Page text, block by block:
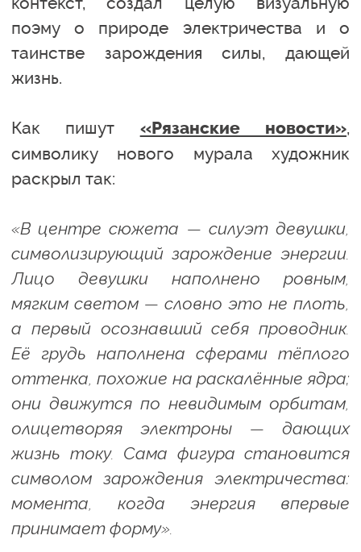
поэму о природе электричества и о
таинстве зарождения силы, дающей
жизнь.
Как пишут «Рязанские новости»,
символику нового мурала художник
раскрыл так:
«В центре сюжета — силуэт девушки,
символизирующий зарождение энергии.
Лицо девушки наполнено ровным,
мягким светом — словно это не плоть,
а первый осознавший себя проводник.
Её грудь наполнена сферами тёплого
оттенка, похожие на раскалённые ядра;
они движутся по невидимым орбитам,
олицетворяя электроны — дающих
жизнь току. Сама фигура становится
символом зарождения электричества:
момента, когда энергия впервые
принимает форму».